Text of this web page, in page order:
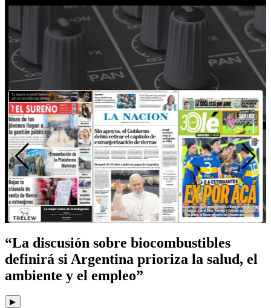
“La discusión sobre biocombustibles
definirá si Argentina prioriza la salud, el
ambiente y el empleo”
▶